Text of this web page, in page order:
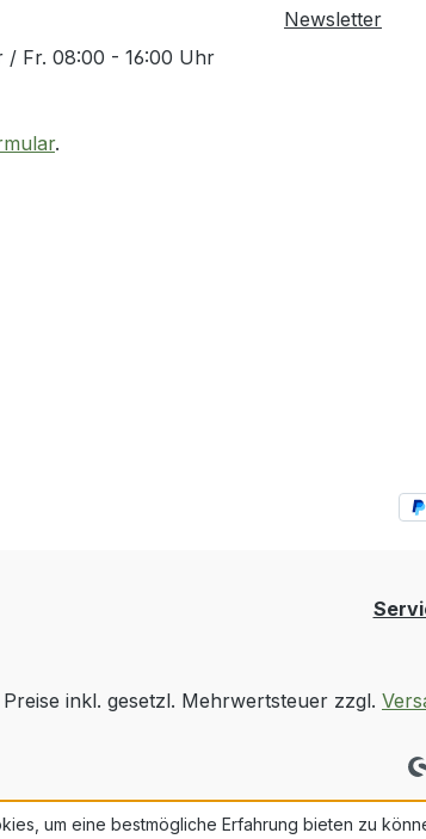
/ Fr. 08:00 - 16:00 Uhr
.
Newsletter
inkl. gesetzl. Mehrwertsteuer zzgl.
um eine bestmögliche Erfahrung bieten zu